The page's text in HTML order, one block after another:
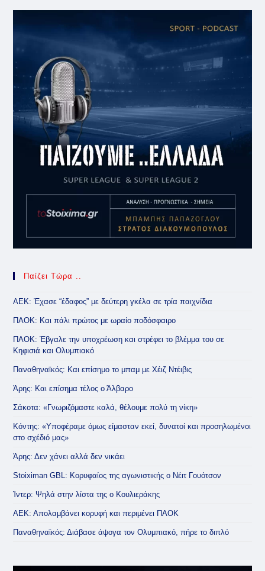
Παίζει Τώρα ..
ΑΕΚ: Έχασε “έδαφος” με δεύτερη γκέλα σε τρία παιχνίδια
ΠΑΟΚ: Και πάλι πρώτος με ωραίο ποδόσφαιρο
ΠΑΟΚ: Έβγαλε την υποχρέωση και στρέφει το βλέμμα του σε
Κηφισιά και Ολυμπιακό
Παναθηναϊκός: Και επίσημο το μπαμ με Χέιζ Ντέιβις
Άρης: Και επίσημα τέλος ο Άλβαρο
Σάκοτα: «Γνωριζόμαστε καλά, θέλουμε πολύ τη νίκη»
Κόντης: «Υποφέραμε όμως είμασταν εκεί, δυνατοί και προσηλωμένοι
στο σχέδιό μας»
Άρης: Δεν χάνει αλλά δεν νικάει
Stoiximan GBL: Κορυφαίος της αγωνιστικής ο Νέιτ Γουότσον
Ίντερ: Ψηλά στην λίστα της ο Κουλιεράκης
ΑΕΚ: Απολαμβάνει κορυφή και περιμένει ΠΑΟΚ
Παναθηναϊκός: Διάβασε άψογα τον Ολυμπιακό, πήρε το διπλό